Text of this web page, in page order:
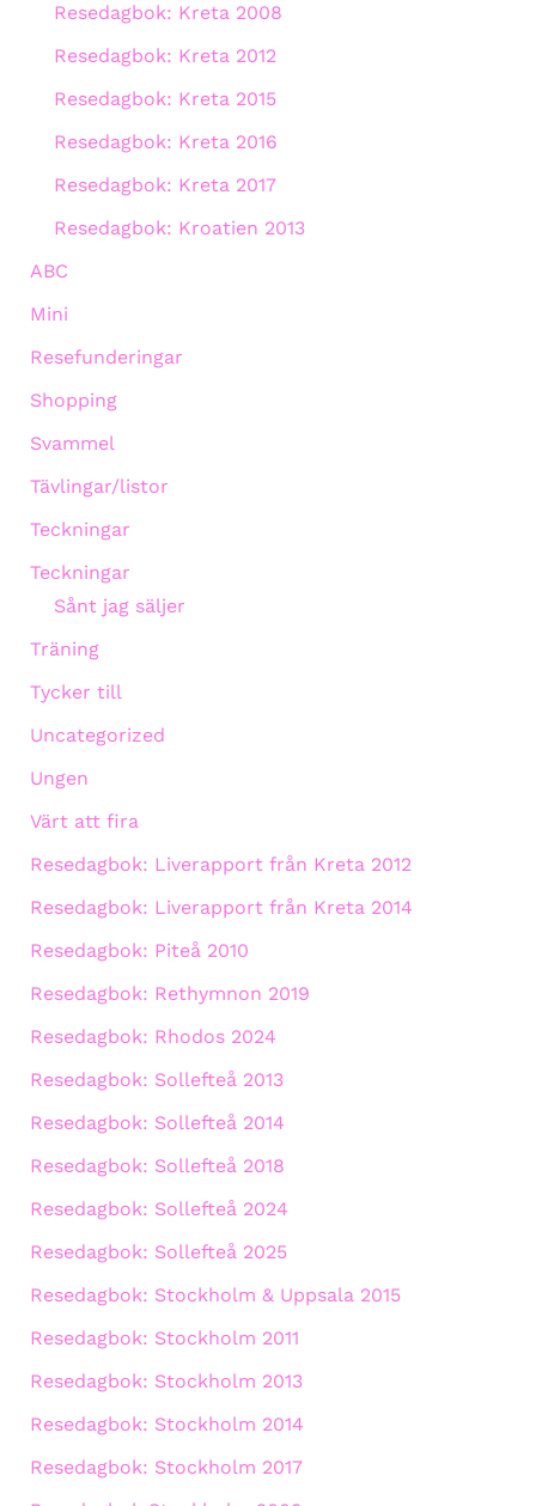
Resedagbok: Kreta 2008
Resedagbok: Kreta 2012
Resedagbok: Kreta 2015
Resedagbok: Kreta 2016
Resedagbok: Kreta 2017
Resedagbok: Kroatien 2013
ABC
Mini
Resefunderingar
Shopping
Svammel
Tävlingar/listor
Teckningar
Teckningar
Sånt jag säljer
Träning
Tycker till
Uncategorized
Ungen
Värt att fira
Resedagbok: Liverapport från Kreta 2012
Resedagbok: Liverapport från Kreta 2014
Resedagbok: Piteå 2010
Resedagbok: Rethymnon 2019
Resedagbok: Rhodos 2024
Resedagbok: Sollefteå 2013
Resedagbok: Sollefteå 2014
Resedagbok: Sollefteå 2018
Resedagbok: Sollefteå 2024
Resedagbok: Sollefteå 2025
Resedagbok: Stockholm & Uppsala 2015
Resedagbok: Stockholm 2011
Resedagbok: Stockholm 2013
Resedagbok: Stockholm 2014
Resedagbok: Stockholm 2017